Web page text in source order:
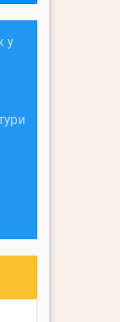
у